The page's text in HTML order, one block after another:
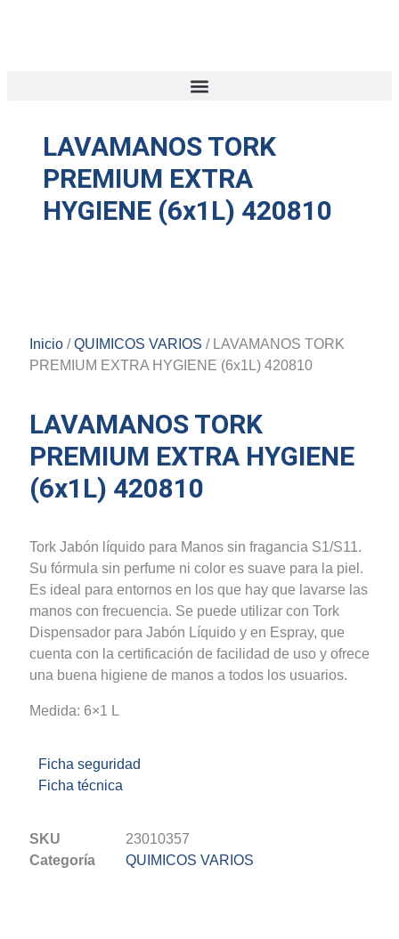
LAVAMANOS TORK
PREMIUM EXTRA
HYGIENE (6x1L) 420810
Inicio /QUIMICOS VARIOS / LAVAMANOS TORK
PREMIUM EXTRA HYGIENE (6x1L) 420810
LAVAMANOS TORK
PREMIUM EXTRA HYGIENE
(6x1L) 420810
Tork Jabón líquido para Manos sin fragancia S1/S11.
Su fórmula sin perfume ni color es suave para la piel.
Es ideal para entornos en los que hay que lavarse las
manos con frecuencia. Se puede utilizar con Tork
Dispensador para Jabón Líquido y en Espray, que
cuenta con la certificación de facilidad de uso y ofrece
una buena higiene de manos a todos los usuarios.
Medida: 6×1 L
Ficha seguridad
Ficha técnica
SKU
23010357
Categoría
QUIMICOS VARIOS